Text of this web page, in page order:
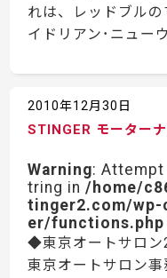
れは、レッドブル
イドリアン･ニュー
2010年12月30日
STINGER モーター
Warning:
tring in/home/
tinger2.com/
er/functions.php
◆東京オートサロ
東京オートサロン